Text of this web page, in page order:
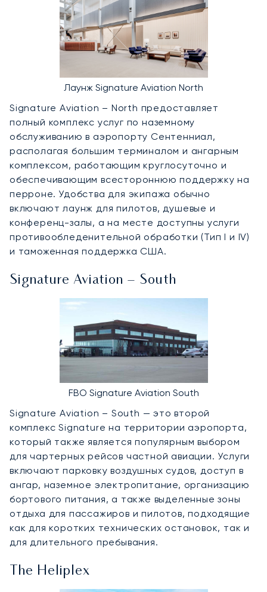
Лаунж Signature Aviation North
Signature Aviation – North предоставляет
полный комплекс услуг по наземному
обслуживанию в аэропорту Сентенниал,
располагая большим терминалом и ангарным
комплексом, работающим круглосуточно и
обеспечивающим всестороннюю поддержку на
перроне. Удобства для экипажа обычно
включают лаунж для пилотов, душевые и
конференц-залы, а на месте доступны услуги
противообледенительной обработки (Тип I и IV)
и таможенная поддержка США.
Signature Aviation – South
FBO Signature Aviation South
Signature Aviation – South — это второй
комплекс Signature на территории аэропорта,
который также является популярным выбором
для чартерных рейсов частной авиации. Услуги
включают парковку воздушных судов, доступ в
ангар, наземное электропитание, организацию
бортового питания, а также выделенные зоны
отдыха для пассажиров и пилотов, подходящие
как для коротких технических остановок, так и
для длительного пребывания.
The Heliplex